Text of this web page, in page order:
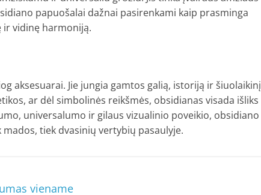
papuošalai dažnai pasirenkami kaip prasminga
ir vidinę harmoniją.
aksesuarai. Jie jungia gamtos galią, istoriją ir šiuolaikinį
ar dėl simbolinės reikšmės, obsidianas visada išliks
universalumo ir gilaus vizualinio poveikio, obsidiano
tiek dvasinių vertybių pasaulyje.
viename